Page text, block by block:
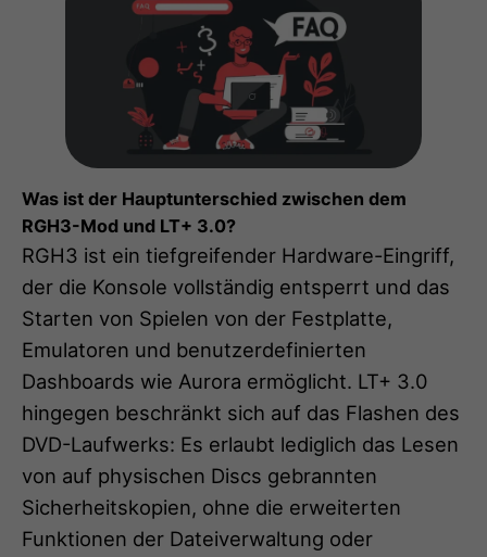
Was ist der Hauptunterschied zwischen dem
RGH3-Mod und LT+ 3.0?
RGH3 ist ein tiefgreifender Hardware-Eingriff,
der die Konsole vollständig entsperrt und das
Starten von Spielen von der Festplatte,
Emulatoren und benutzerdefinierten
Dashboards wie Aurora ermöglicht. LT+ 3.0
hingegen beschränkt sich auf das Flashen des
DVD-Laufwerks: Es erlaubt lediglich das Lesen
von auf physischen Discs gebrannten
Sicherheitskopien, ohne die erweiterten
Funktionen der Dateiverwaltung oder